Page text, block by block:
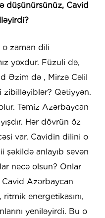
düşünürsünüz, Cavid
o zaman dili
yoxdur. Füzuli də,
Əzim də , Mirzə Cəlil
zibilləyiblər? Qətiyyən.
Təmiz Azərbaycan
Hər dövrün öz
var. Cavidin dilini o
şəkildə anlayıb sevən
necə olsun? Onlar
Azərbaycan
energetikasını,
yeniləyirdi. Bu o